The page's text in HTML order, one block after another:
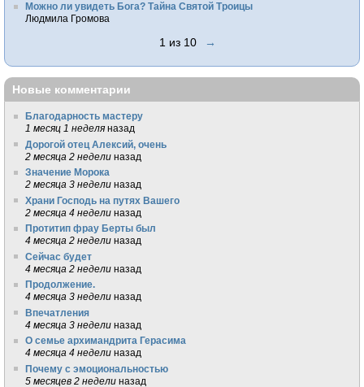
Можно ли увидеть Бога? Тайна Святой Троицы
Людмила Громова
1 из 10 →
Новые комментарии
Благодарность мастеру
1 месяц 1 неделя назад
Дорогой отец Алексий, очень
2 месяца 2 недели назад
Значение Морока
2 месяца 3 недели назад
Храни Господь на путях Вашего
2 месяца 4 недели назад
Протитип фрау Берты был
4 месяца 2 недели назад
Сейчас будет
4 месяца 2 недели назад
Продолжение.
4 месяца 3 недели назад
Впечатления
4 месяца 3 недели назад
О семье архимандрита Герасима
4 месяца 4 недели назад
Почему с эмоциональностью
5 месяцев 2 недели назад